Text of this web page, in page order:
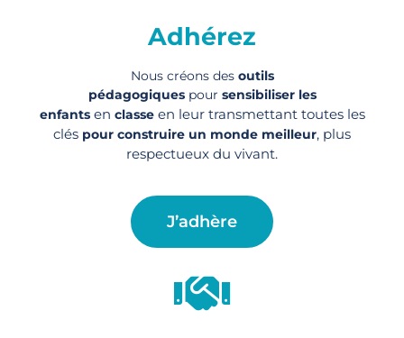
Adhérez
Nous créons des outils
pédagogiquespour sensibiliser les
enfantsen classeen leur transmettant toutes les
clés pour construire un monde meilleur, plus
respectueux du vivant.
J’adhère